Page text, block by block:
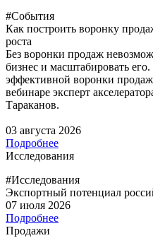
#События
Как построить воронку
роста
Без воронки продаж
бизнес и масштабировать
эффективной воронки
вебинаре эксперт
Тараканов.
03 августа 2026
Подробнее
Исследования
#Исследования
Экспортный потенциал
07 июля 2026
Подробнее
Продажи